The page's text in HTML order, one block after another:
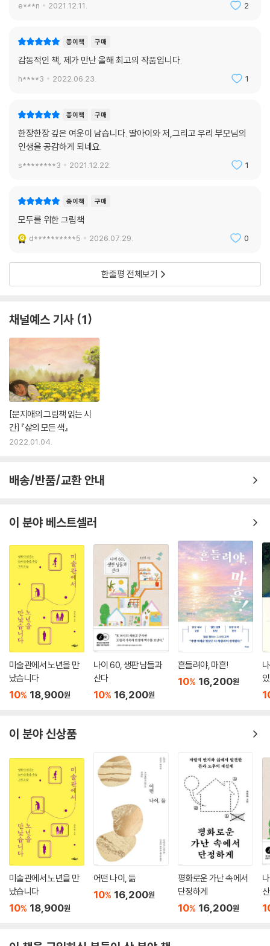
e***n 2021.12.11. 2
종이책 구매
감동적인 책, 제가 만난 올해 최고의 작품입니다.
h****3 2022.06.23. 1
종이책 구매
한장한장 깊은 여운이 남습니다. 딸아이와 저,그리고 우리 부모님의
인생을 공감하게 되네요.
s********3 2021.12.22. 1
종이책 구매
모두를 위한 그림책
d**********5 2026.07.29. 0
한줄평 전체보기
채널예스 기사 1
[문지애의 그림책 읽는 시
간] 『삶의 모든 색』
2022.01.04.
배송/반품/교환 안내
이 분야 베스트셀러
미술관에서 노년을 만
났습니다
10% 18,900원
나이 60, 생판 남들과
산다
10% 16,200원
흔들려야, 마흔!
10% 16,200원
이 분야 신상품
미술관에서 노년을 만
났습니다
10% 18,900원
어떤 나이, 듦
10% 16,200원
평화로운 가난 속에서
단정하게
10% 16,200원